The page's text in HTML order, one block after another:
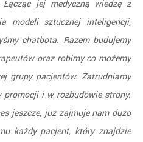
Łącząc jej medyczną wiedzę z
modeli sztucznej inteligencji,
chatbota. Razem budujemy
oraz robimy co możemy
grupy pacjentów. Zatrudniamy
promocji i w rozbudowie strony.
jeszcze, już zajmuje nam dużo
każdy pacjent, który znajdzie